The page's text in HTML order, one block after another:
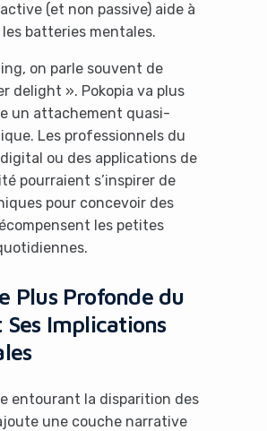
active (et non passive) aide à
batteries mentales.
on parle souvent de
delight ». Pokopia va plus
un attachement quasi-
Les professionnels du
ou des applications de
pourraient s’inspirer de
pour concevoir des
les petites
Plus Profonde du
Ses Implications
entourant la disparition des
une couche narrative